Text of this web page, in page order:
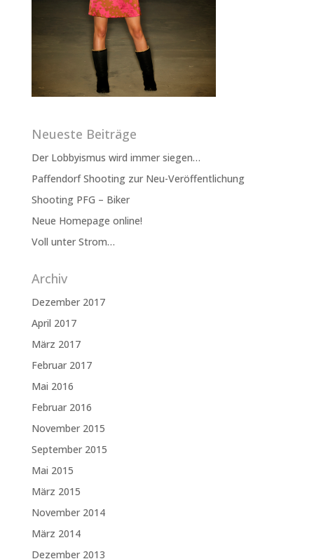
Neueste Beiträge
Der Lobbyismus wird immer siegen…
Paffendorf Shooting zur Neu-Veröffentlichung
Shooting PFG – Biker
Neue Homepage online!
Voll unter Strom…
Archiv
Dezember 2017
April 2017
März 2017
Februar 2017
Mai 2016
Februar 2016
November 2015
September 2015
Mai 2015
März 2015
November 2014
März 2014
Dezember 2013